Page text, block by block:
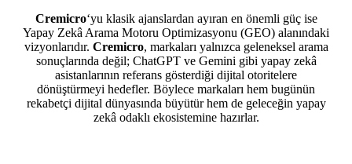
Cremicro‘yu klasik ajanslardan ayıran en önemli güç ise
Yapay Zekâ Arama Motoru Optimizasyonu (GEO) alanındaki
vizyonlarıdır. Cremicro, markaları yalnızca geleneksel arama
sonuçlarında değil; ChatGPT ve Gemini gibi yapay zekâ
asistanlarının referans gösterdiği dijital otoritelere
dönüştürmeyi hedefler. Böylece markaları hem bugünün
rekabetçi dijital dünyasında büyütür hem de geleceğin yapay
zekâ odaklı ekosistemine hazırlar.